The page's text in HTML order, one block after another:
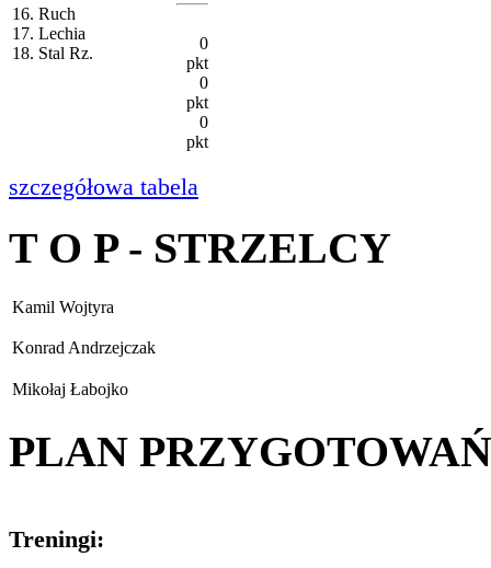
16. Ruch
17. Lechia
18. Stal Rz.
0
pkt
0
pkt
0
pkt
szczegółowa tabela
T O P - STRZELCY
Kamil Wojtyra
Konrad Andrzejczak
Mikołaj Łabojko
PLAN PRZYGOTOWAŃ
Treningi: